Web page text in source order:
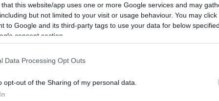
that this website/app uses one or more Google services and may
but not limited to your visit or usage behaviour. You may
to Google and its third-party tags to use your data for below
consent section.
Data Processing Opt Outs
opt-out of the Sharing of my personal data.
Ματίνα Ρέτσα επιβάτες που περίμεναν το
του ΟΣΕ στη Χαλκίδα: ενημερωθήκαμε
λόγω συμβάντος στις τρεις γέφυρες και
μας με λεωφορεία. Αρχικά μας είπαν να
το επόμενο δρομολόγιο και στη
Ταλαιπωρία πρωί πρωί και
στις δουλειές μας διότι μέχρι να